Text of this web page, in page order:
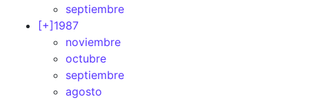
septiembre
[+] 1987
noviembre
octubre
septiembre
agosto